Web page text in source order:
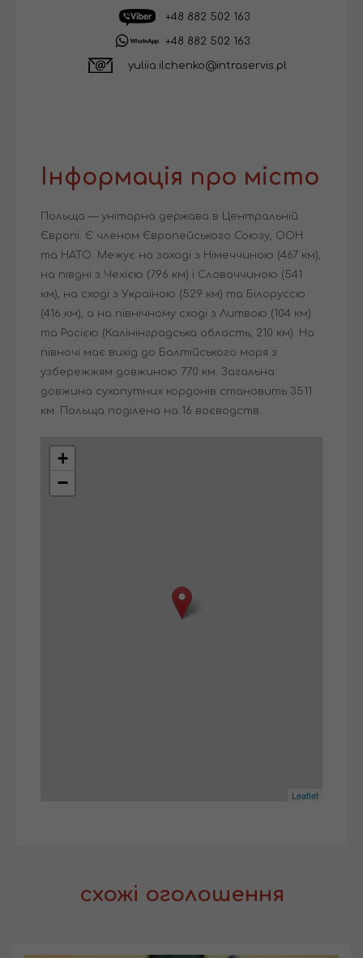
+48 882 502 163
+48 882 502 163
yuliia.ilchenko@intraservis.pl
Інформація про місто
Польща — унітарна держава в Центральній
Європі. Є членом Європейського Союзу, ООН
та НАТО. Межує на заході з Німеччиною (467 км),
на півдні з Чехією (796 км) і Словаччиною (541
км), на сході з Україною (529 км) та Білоруссю
(416 км), а на північному сході з Литвою (104 км)
та Росією (Калінінградська область, 210 км). На
півночі має вихід до Балтійського моря з
узбережжям довжиною 770 км. Загальна
довжина сухопутних кордонів становить 3511
км. Польща поділена на 16 воєводств.
+
−
Leaflet
схожі оголошення